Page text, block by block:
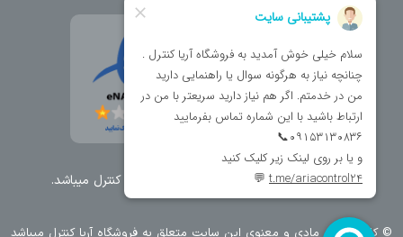
تمامی حقوق مطالب و سایت نزد شرکت اریا کنترل میباشد.
© کليه حقوق مادی و معنوی اين سايت متعلق به فروشگاه آریا کنترل ميباشد